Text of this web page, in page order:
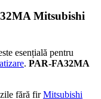
Mitsubishi
esențială pentru
. PAR-FA32MA
fără firMitsubishi